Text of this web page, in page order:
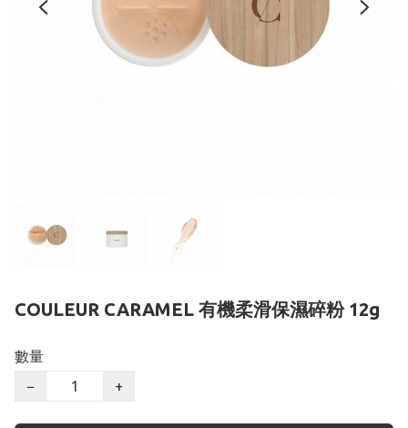
COULEUR CARAMEL 有機柔滑保濕碎粉 12g
數量
−
+